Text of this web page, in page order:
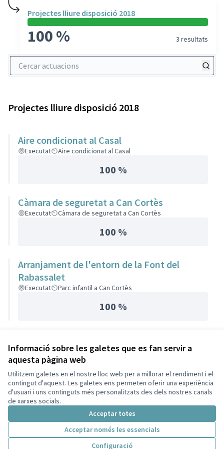
Informació sobre les galetes que es fan servir a
aquesta pàgina web
Utilitzem galetes en el nostre lloc web per a millorar el rendiment i el
contingut d'aquest. Les galetes ens permeten oferir una experiència
d'usuari i uns continguts més personalitzats des dels nostres canals
de xarxes socials.
Acceptar totes
Acceptar només les essencials
Configuració
Projectes lliure disposició 2018
100 % 3 resultats
Cercar actuacions
Projectes lliure disposició 2018
Aire condicionat al Casal
Executat Aire condicionat al Casal
100 %
Càmara de seguretat a Can Cortès
Executat Càmara de seguretat a Can Cortès
100 %
Arranjament de l'entorn de la Font del
Rabassalet
Executat Parc infantil a Can Cortès
100 %